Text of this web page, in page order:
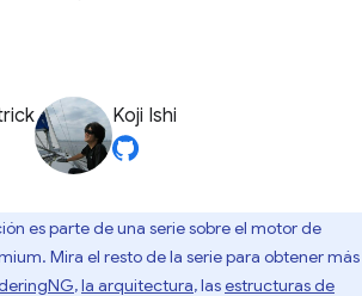
Koji Ishi
es parte de una serie sobre el motor de
Mira el resto de la serie para obtener más
,la arquitectura, lasestructuras de